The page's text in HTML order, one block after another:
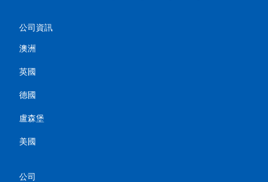
公司資訊
澳洲
英國
德國
盧森堡
美國
公司